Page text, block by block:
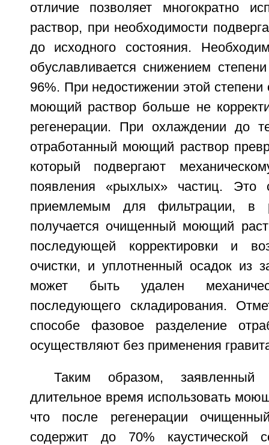
отличие позволяет многократно
раствор, при необходимости
до исходного состояния.
обуславливается снижением
96%. При недостижении этой степени
моющий раствор больше не
регенерации. При охлаждении до
отработанный моющий раствор
который подвергают
появления «рыхлых» частиц. Это
приемлемым для фильтрации, в
получается очищенный моющий
последующей корректировки и
очистки, и уплотненный осадок из
может быть удален
последующего складирования.
способе фазовое разделение
осуществляют без применения
Таким образом, заявленный
длительное время использовать
что после регенерации
содержит до 70% каустической